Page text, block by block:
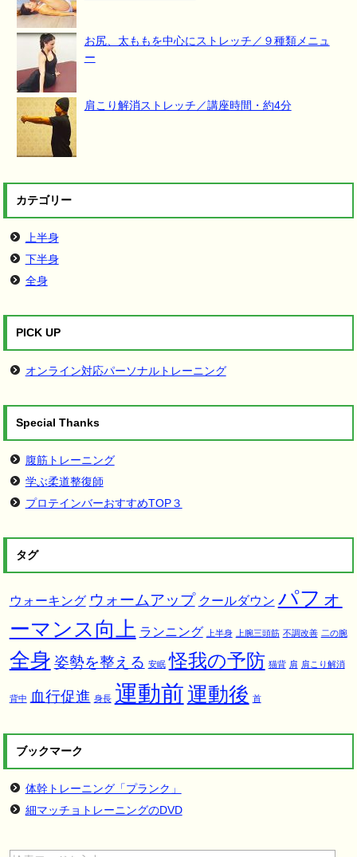
お尻、太ももを中心にストレッチ／９種類メニュ
ー
肩こり解消ストレッチ／講座時間・約4分
カテゴリー
上半身
下半身
全身
PICK UP
オンライン対応パーソナルトレーニング
Special Thanks
腹筋トレーニング
学ぶ柔道整復師
プロテインバーおすすめTOP３
タグ
ウォーキング ウォームアップ クールダウン パフォ
ーマンス向上 ランニング 上半身 上腕三頭筋 不調改善 二の腕
全身 姿勢を整える 安眠 怪我の予防 猫背 肩 肩こり解消
背中 血行促進 身長 運動前運動後 首
ブックマーク
体幹トレーニング「プランク」
細マッチョトレーニングのDVD